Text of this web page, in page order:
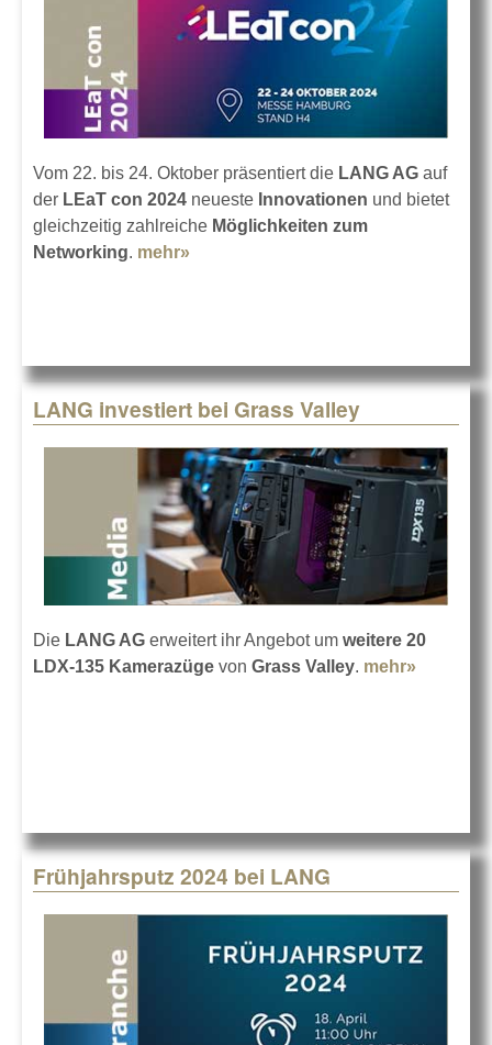
Vom 22. bis 24. Oktober präsentiert die LANG AG auf
der LEaT con 2024 neueste Innovationen und bietet
gleichzeitig zahlreiche Möglichkeiten zum
Networking. mehr»
LANG investiert bei Grass Valley
Die LANG AG erweitert ihr Angebot um weitere 20
LDX-135 Kamerazüge von Grass Valley. mehr»
Frühjahrsputz 2024 bei LANG